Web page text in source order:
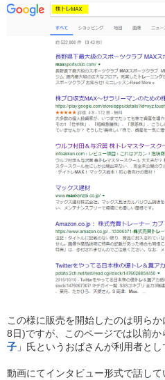
この様に販売を開始したのは明ら
8日)ですが、このページでは以前か
子 」氏というおばさんが利用者とし
動画にてインタビュー形式で話し